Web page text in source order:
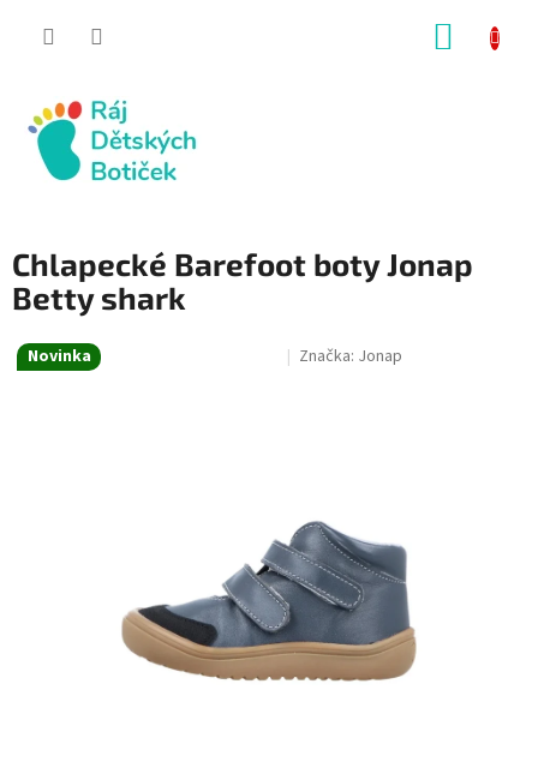
Chlapecké Barefoot boty Jonap
Betty shark
Novinka Značka: Jonap